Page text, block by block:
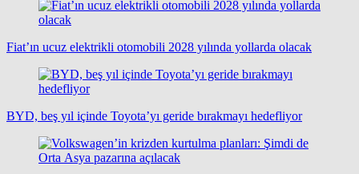
Fiat’ın ucuz elektrikli otomobili 2028 yılında yollarda olacak
BYD, beş yıl içinde Toyota’yı geride bırakmayı hedefliyor